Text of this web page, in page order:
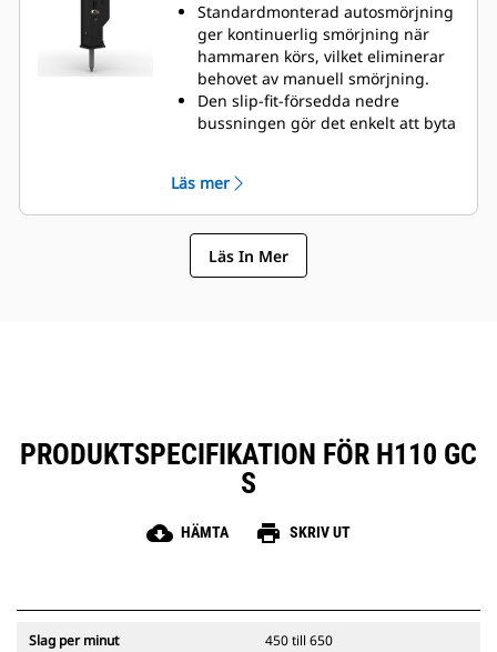
Standardmonterad autosmörjning
ger kontinuerlig smörjning när
hammaren körs, vilket eliminerar
behovet av manuell smörjning.
Den slip-fit-försedda nedre
bussningen gör det enkelt att byta
Verifiera hammarens gasladdning
utan att ta bort den från
maskinen.
Snabb och enkel åtkomst till
underhållsområden gör det enkelt
Läs mer
Läs In Mer
PRODUKTSPECIFIKATION FÖR H110 GC
S
cloud_download HÄMTA print SKRIV UT
Slag per minut 450 till 650